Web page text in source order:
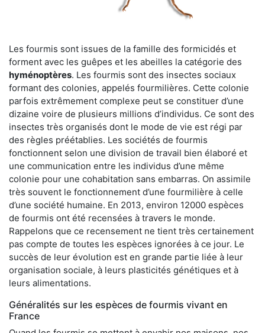
Les fourmis sont issues de la famille des formicidés et
forment avec les guêpes et les abeilles la catégorie des
hyménoptères. Les fourmis sont des insectes sociaux
formant des colonies, appelés fourmilières. Cette colonie
parfois extrêmement complexe peut se constituer d’une
dizaine voire de plusieurs millions d’individus. Ce sont des
insectes très organisés dont le mode de vie est régi par
des règles préétablies. Les sociétés de fourmis
fonctionnent selon une division de travail bien élaboré et
une communication entre les individus d’une même
colonie pour une cohabitation sans embarras. On assimile
très souvent le fonctionnement d’une fourmilière à celle
d’une société humaine. En 2013, environ 12000 espèces
de fourmis ont été recensées à travers le monde.
Rappelons que ce recensement ne tient très certainement
pas compte de toutes les espèces ignorées à ce jour. Le
succès de leur évolution est en grande partie liée à leur
organisation sociale, à leurs plasticités génétiques et à
leurs alimentations.
Généralités sur les espèces de fourmis vivant en
France